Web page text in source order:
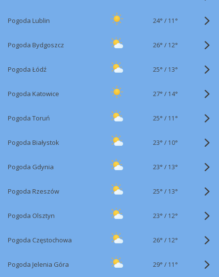
Pogoda Lublin 24° / 11°
Pogoda Bydgoszcz 26° / 12°
Pogoda Łódź 25° / 13°
Pogoda Katowice 27° / 14°
Pogoda Toruń 25° / 11°
Pogoda Białystok 23° / 10°
Pogoda Gdynia 23° / 13°
Pogoda Rzeszów 25° / 13°
Pogoda Olsztyn 23° / 12°
Pogoda Częstochowa 26° / 12°
Pogoda Jelenia Góra 29° / 11°